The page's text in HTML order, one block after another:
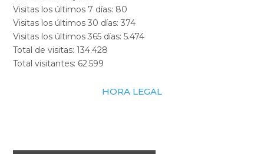
Visitas los últimos 7 días: 80
Visitas los últimos 30 días:374
Visitas los últimos 365 días:5.474
Total de visitas:134.428
Total visitantes: 62.599
HORA LEGAL